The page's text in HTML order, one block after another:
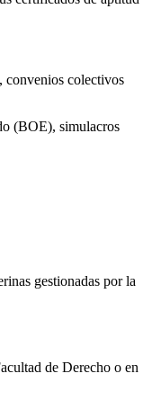
convenios colectivos
(BOE), simulacros
gestionadas por la
de Derecho o en